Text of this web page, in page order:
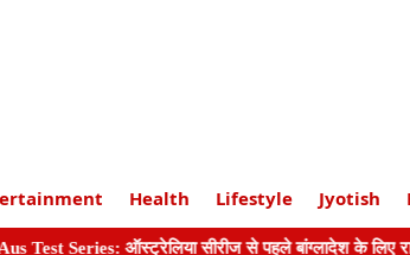
Health Lifestyle Jyotish